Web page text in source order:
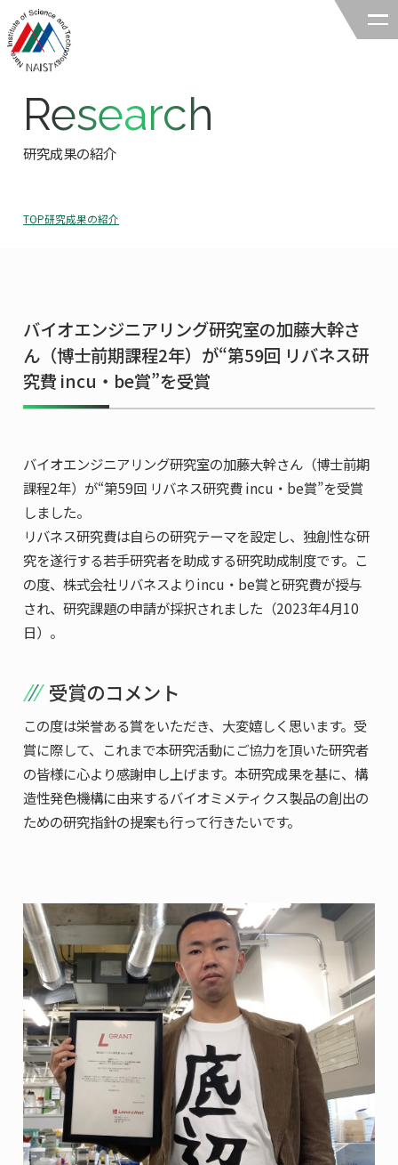
奈良先端科学技術大学院大学
領域の概要・特色
領域賞の紹介
研究室一覧
教員一覧
共用機器・設備紹介
NAIST Edge BIO
教育TOP
研究室への配属
5年一貫コースの
国際化教育プログラム
サマーキャンプ
海外ラボインターンシップ
UCDオンラインゼミナール
キャリア
キャリアTOP
卒業生の声
受験
イベント
生活
アクセス
お問い
領域棟
学内限定 ENGLISH
受験生の方へ
在学生の方へ
教職員の方へ
地域・一般の方へ
Research
研究成果の紹介
TOP研究成果の紹介
バイオエンジニアリング研究室の加藤大幹さ
ん（博士前期課程2年）が“第59回 リバネス研
究費 incu・be賞”を受賞
バイオエンジニアリング研究室の加藤大幹さん（博士前期
課程2年）が“第59回 リバネス研究費 incu・be賞”を受賞
しました。
リバネス研究費は自らの研究テーマを設定し、独創性な研
究を遂行する若手研究者を助成する研究助成制度です。こ
の度、株式会社リバネスよりincu・be賞と研究費が授与
され、研究課題の申請が採択されました（2023年4月10
日）。
受賞のコメント
この度は栄誉ある賞をいただき、大変嬉しく思います。受
賞に際して、これまで本研究活動にご協力を頂いた研究者
の皆様に心より感謝申し上げます。本研究成果を基に、構
造性発色機構に由来するバイオミメティクス製品の創出の
ための研究指針の提案も行って行きたいです。